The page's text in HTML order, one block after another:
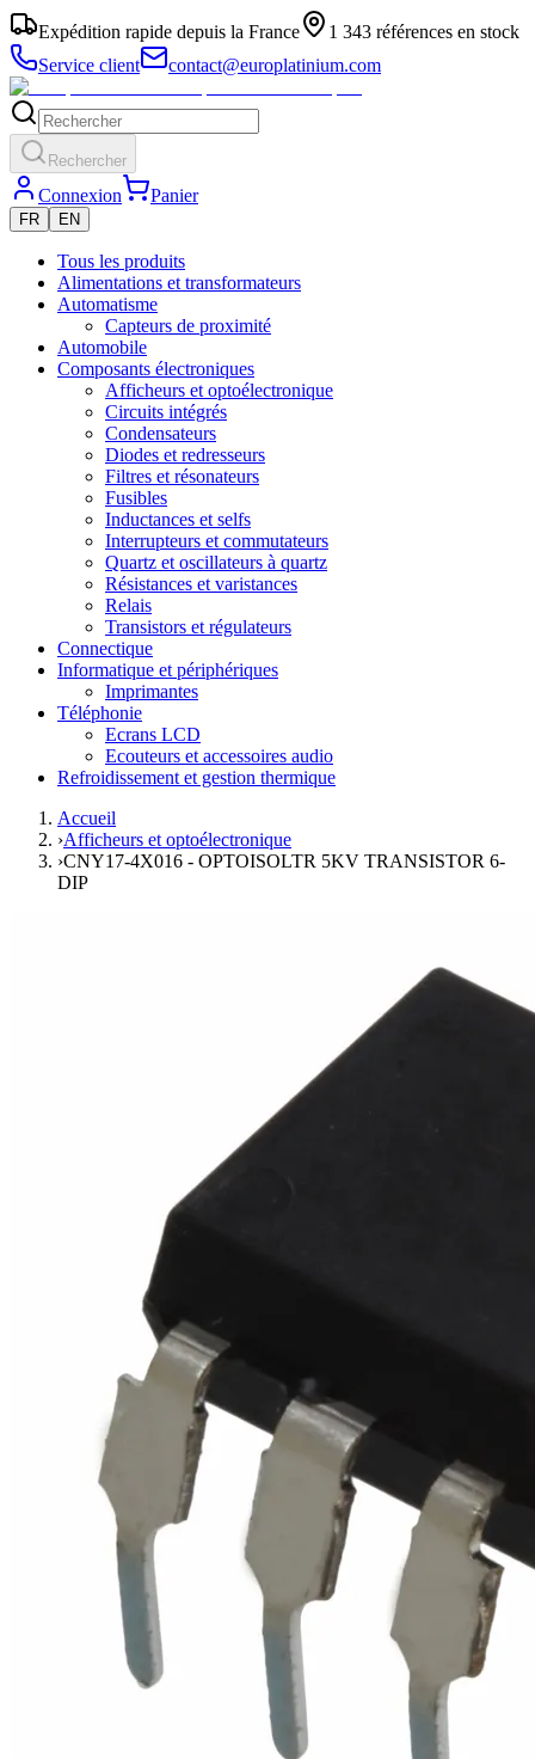
Expédition rapide depuis la France
1 343 références en stock
Service client
contact@europlatinium.com
Rechercher
Connexion Panier
FR EN
Tous les produits
Alimentations et transformateurs
Automatisme
Capteurs de proximité
Automobile
Composants électroniques
Afficheurs et optoélectronique
Circuits intégrés
Condensateurs
Diodes et redresseurs
Filtres et résonateurs
Fusibles
Inductances et selfs
Interrupteurs et commutateurs
Quartz et oscillateurs à quartz
Résistances et varistances
Relais
Transistors et régulateurs
Connectique
Informatique et périphériques
Imprimantes
Téléphonie
Ecrans LCD
Ecouteurs et accessoires audio
Refroidissement et gestion thermique
Accueil
›Afficheurs et optoélectronique
›CNY17-4X016 - OPTOISOLTR 5KV TRANSISTOR 6-
DIP